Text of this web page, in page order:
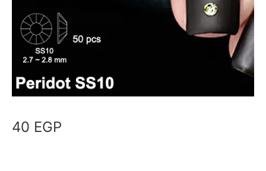
40 EGP